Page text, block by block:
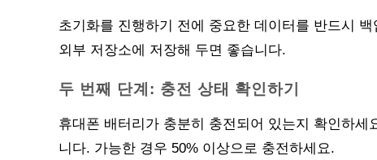
초기화를 진행하기 전에 중요한 데이터를 반드시
외부 저장소에 저장해 두면 좋습니다.
두 번째 단계: 충전 상태 확인하기
휴대폰 배터리가 충분히 충전되어 있는지 확인하
니다. 가능한 경우 50% 이상으로 충전하세요.